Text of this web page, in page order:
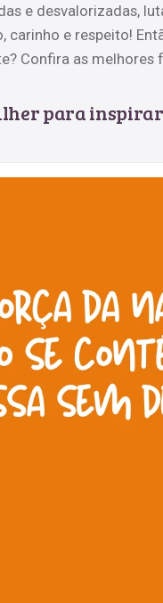
e desvalorizadas,
carinho e respeito!
Confira as melhores
para